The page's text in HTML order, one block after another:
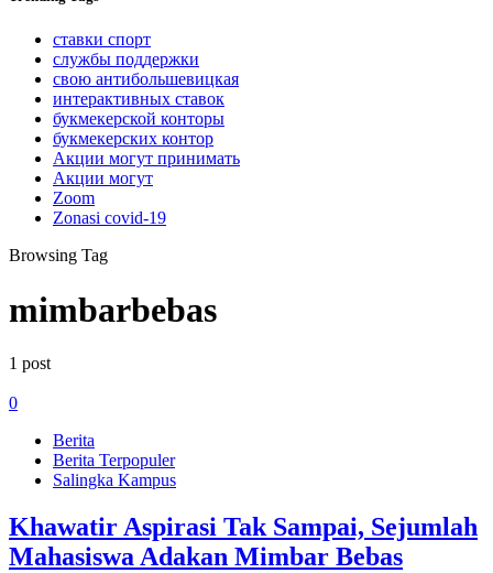
ставки спорт
службы поддержки
свою антибольшевицкая
интерактивных ставок
букмекерской конторы
букмекерских контор
Акции могут принимать
Акции могут
Zoom
Zonasi covid-19
Browsing Tag
mimbarbebas
1 post
0
Berita
Berita Terpopuler
Salingka Kampus
Khawatir Aspirasi Tak Sampai, Sejumlah
Mahasiswa Adakan Mimbar Bebas